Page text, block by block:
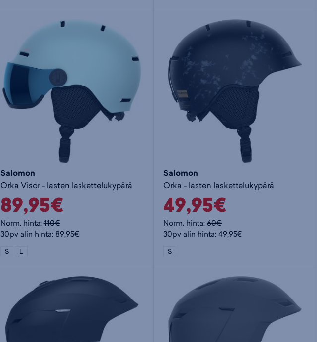
is s
:
Salomon
Orka Visor - lasten laskettelukypärä
89,95€
Norm. hinta:110€
30pv alin hinta: 89,95€
S L
Salomon
Orka - lasten laskettelukypärä
49,95€
Norm. hinta:60€
30pv alin hinta: 49,95€
S